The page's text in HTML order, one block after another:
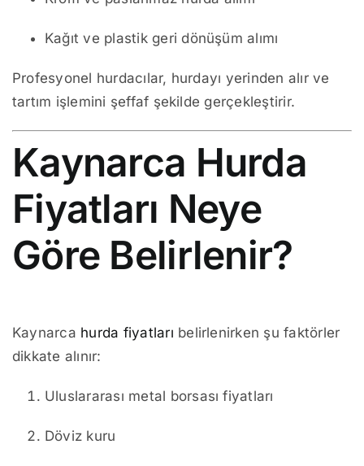
Kağıt ve plastik geri dönüşüm alımı
Profesyonel hurdacılar, hurdayı yerinden alır ve
tartım işlemini şeffaf şekilde gerçekleştirir.
Kaynarca Hurda
Fiyatları Neye
Göre Belirlenir?
Kaynarca hurda fiyatları belirlenirken şu faktörler
dikkate alınır:
Uluslararası metal borsası fiyatları
Döviz kuru